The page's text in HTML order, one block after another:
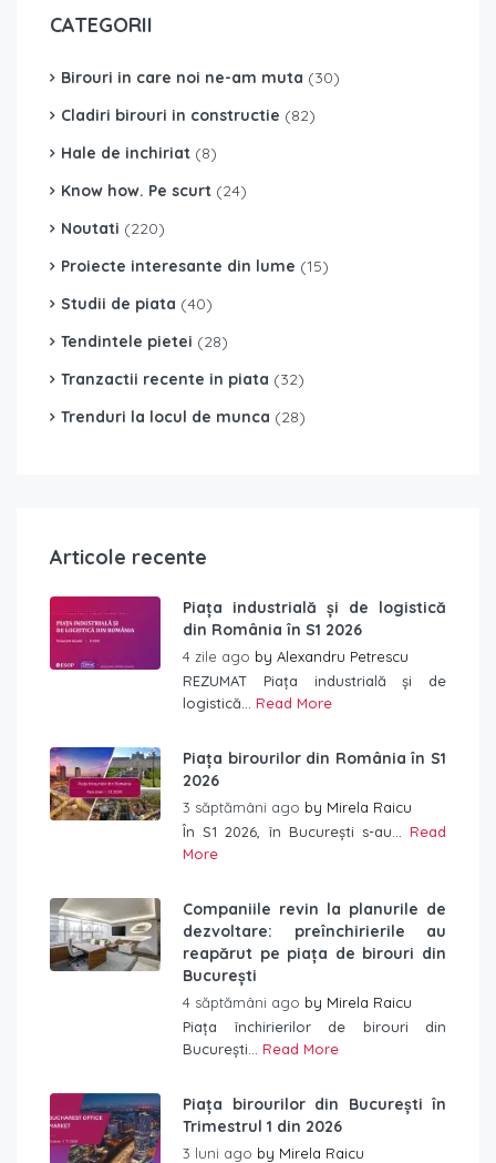
CATEGORII
Birouri in care noi ne-am muta (30)
Cladiri birouri in constructie (82)
Hale de inchiriat (8)
Know how. Pe scurt (24)
Noutati (220)
Proiecte interesante din lume (15)
Studii de piata (40)
Tendintele pietei (28)
Tranzactii recente in piata (32)
Trenduri la locul de munca (28)
Articole recente
Piața industrială și de logistică
din România în S1 2026
4 zile ago by Alexandru Petrescu
REZUMAT Piața industrială și de
logistică... Read More
Piața birourilor din România în S1
2026
3 săptămâni ago by Mirela Raicu
În S1 2026, în București s-au... Read
More
Companiile revin la planurile de
dezvoltare: preînchirierile au
reapărut pe piața de birouri din
București
4 săptămâni ago by Mirela Raicu
Piața închirierilor de birouri din
București... Read More
Piața birourilor din București în
Trimestrul 1 din 2026
3 luni ago by Mirela Raicu